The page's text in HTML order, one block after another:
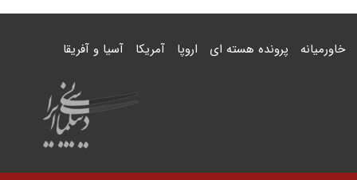
خاورمیانه پرونده هسته ای اروپا آمریکا آسیا و آفریقا